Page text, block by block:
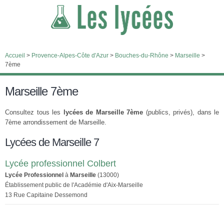
Accueil > Provence-Alpes-Côte d'Azur > Bouches-du-Rhône > Marseille >
7ème
Marseille 7ème
Consultez tous les lycées de Marseille 7ème (publics, privés), dans le
7ème arrondissement de Marseille.
Lycées de Marseille 7
Lycée professionnel Colbert
Lycée Professionnel à Marseille (13000)
Établissement public de l'Académie d'Aix-Marseille
13 Rue Capitaine Dessemond